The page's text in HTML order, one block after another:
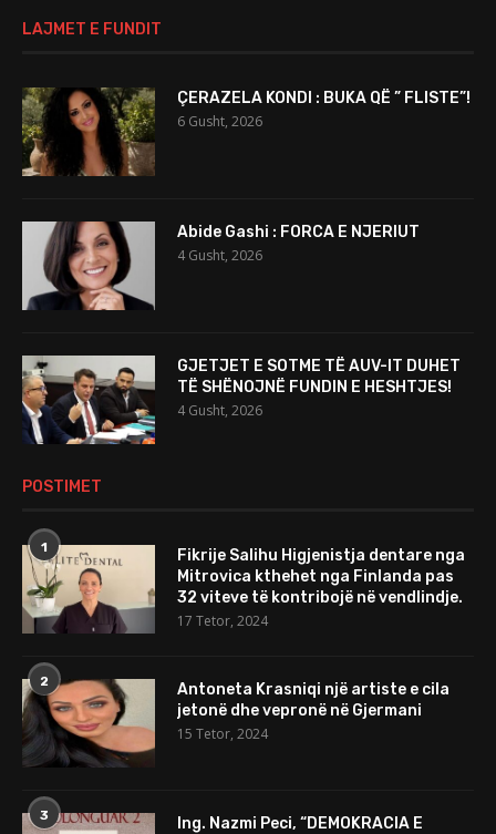
LAJMET E FUNDIT
ÇERAZELA KONDI : BUKA QË ” FLISTE”!
6 Gusht, 2026
Abide Gashi : FORCA E NJERIUT
4 Gusht, 2026
GJETJET E SOTME TË AUV-IT DUHET
TË SHËNOJNË FUNDIN E HESHTJES!
4 Gusht, 2026
POSTIMET
1
Fikrije Salihu Higjenistja dentare nga
Mitrovica kthehet nga Finlanda pas
32 viteve të kontribojë në vendlindje.
17 Tetor, 2024
2
Antoneta Krasniqi një artiste e cila
jetonë dhe vepronë në Gjermani
15 Tetor, 2024
3 Ing. Nazmi Peci, “DEMOKRACIA E